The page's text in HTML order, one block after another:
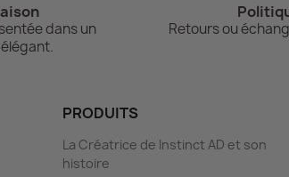
dans un
Retours ou
PRODUITS
La Créatrice de Instinct AD et son
histoire